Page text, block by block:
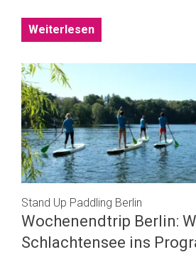
Weiterlesen
Stand Up Paddling Berlin
Wochenendtrip Berlin:
Schlachtensee ins